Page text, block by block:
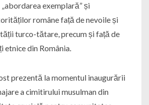
exemplară” și
române față de nevoile și
turco-tătare, precum și față de
etnice din România.
prezentă la momentul inaugurării
a cimitirului musulman din